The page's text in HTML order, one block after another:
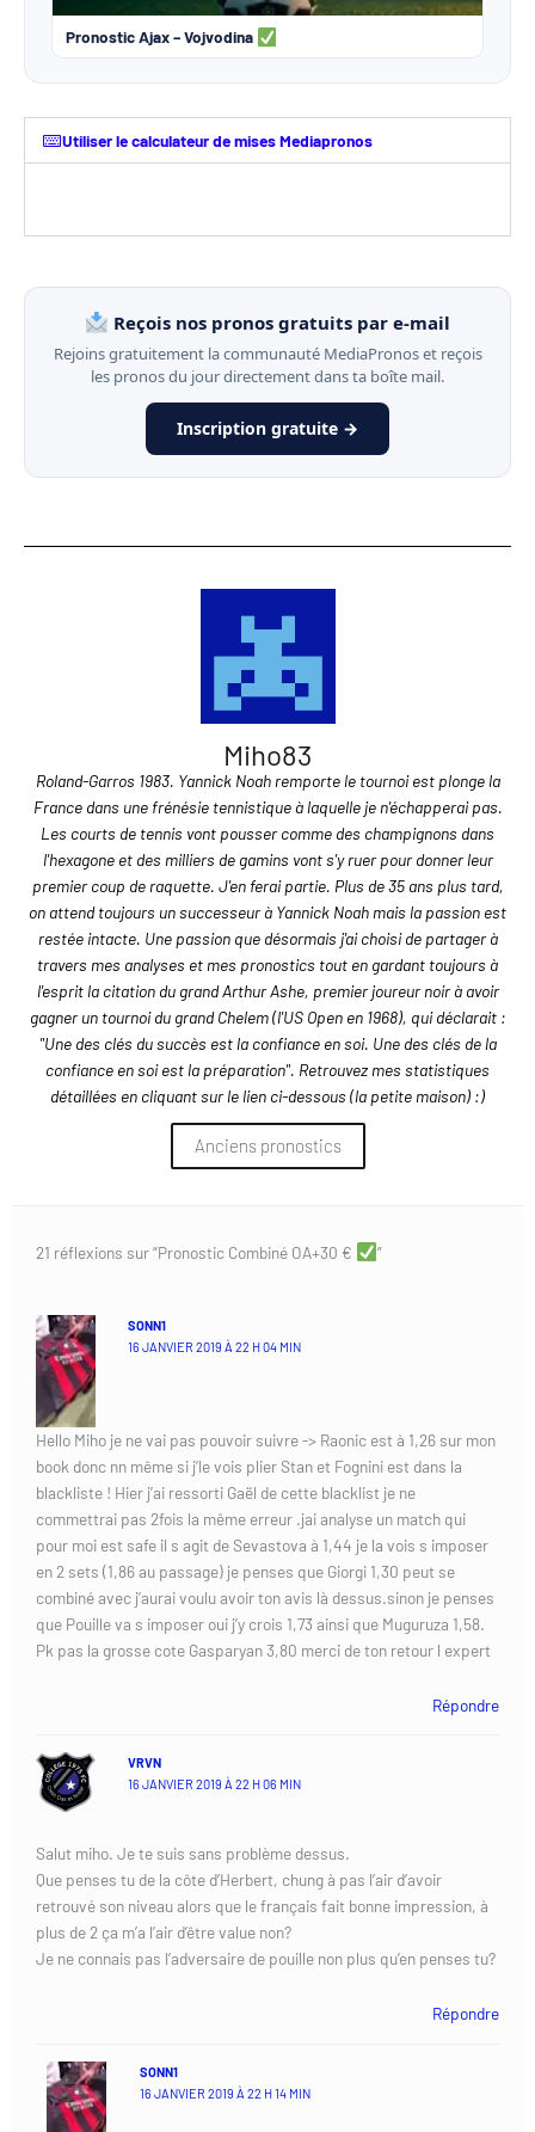
Pronostic Ajax – Vojvodina
Utiliser le calculateur de mises Mediapronos
Reçois nos pronos gratuits par e-mail
Rejoins gratuitement la communauté MediaPronos et reçois
les pronos du jour directement dans ta boîte mail.
Inscription gratuite →
Miho83
Roland-Garros 1983. Yannick Noah remporte le tournoi est plonge la
France dans une frénésie tennistique à laquelle je n'échapperai pas.
Les courts de tennis vont pousser comme des champignons dans
l'hexagone et des milliers de gamins vont s'y ruer pour donner leur
premier coup de raquette. J'en ferai partie. Plus de 35 ans plus tard,
on attend toujours un successeur à Yannick Noah mais la passion est
restée intacte. Une passion que désormais j'ai choisi de partager à
travers mes analyses et mes pronostics tout en gardant toujours à
l'esprit la citation du grand Arthur Ashe, premier joureur noir à avoir
gagner un tournoi du grand Chelem (l'US Open en 1968), qui déclarait :
"Une des clés du succès est la confiance en soi. Une des clés de la
confiance en soi est la préparation". Retrouvez mes statistiques
détaillées en cliquant sur le lien ci-dessous (la petite maison) :)
Anciens pronostics
21 réflexions sur “Pronostic Combiné OA+30 € ”
SONN1
16 JANVIER 2019 À 22 H 04 MIN
Hello Miho je ne vai pas pouvoir suivre -> Raonic est à 1,26 sur mon
book donc nn même si j’le vois plier Stan et Fognini est dans la
blackliste ! Hier j’ai ressorti Gaël de cette blacklist je ne
commettrai pas 2fois la même erreur .jai analyse un match qui
pour moi est safe il s agit de Sevastova à 1,44 je la vois s imposer
en 2 sets (1,86 au passage) je penses que Giorgi 1,30 peut se
combiné avec j’aurai voulu avoir ton avis là dessus.sinon je penses
que Pouille va s imposer oui j’y crois 1,73 ainsi que Muguruza 1,58.
Pk pas la grosse cote Gasparyan 3,80 merci de ton retour l expert
Répondre
VRVN
16 JANVIER 2019 À 22 H 06 MIN
Salut miho. Je te suis sans problème dessus.
Que penses tu de la côte d’Herbert, chung à pas l’air d’avoir
retrouvé son niveau alors que le français fait bonne impression, à
plus de 2 ça m’a l’air d’être value non?
Je ne connais pas l’adversaire de pouille non plus qu’en penses tu?
Répondre
SONN1
16 JANVIER 2019 À 22 H 14 MIN